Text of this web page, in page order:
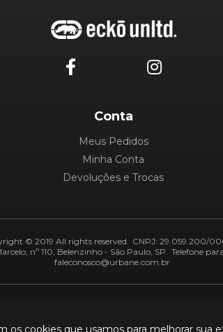
cookies que usamos para melhorar sua
Conta
Meus Pedidos
Minha Conta
Devoluções e Trocas
© 2019 All rights reserved. CNPJ: 29.059.200/
nº 110, Belenzinho - São Paulo, SP. Telefone
faleconosco@urbane.com.br